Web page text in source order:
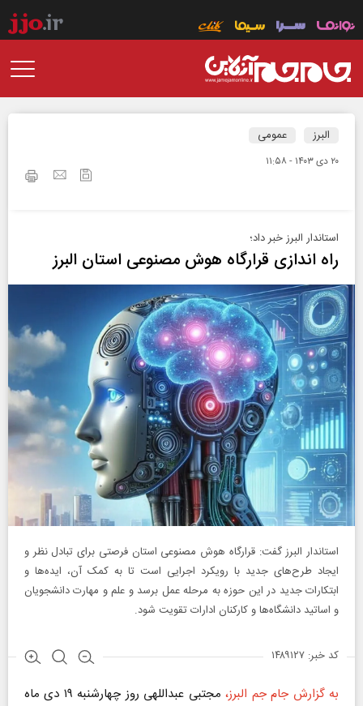
البرز عمومی
۲۰ دی ۱۴۰۳ - ۱۱:۵۸
استاندار البرز خبر داد؛
راه اندازی قرارگاه هوش مصنوعی استان البرز
استاندار البرز گفت: قرارگاه هوش مصنوعی استان فرصتی برای تبادل نظر و
ایجاد طرح‌های جدید با رویکرد اجرایی است تا به کمک آن، ایده‌ها و
ابتکارات جدید در این حوزه به مرحله عمل برسد و علم و مهارت دانشجویان
و اساتید دانشگاه‌ها و کارکنان ادارات تقویت شود.
کد خبر: ۱۴۸۹۱۲۷
به گزارش جام جم البرز،
مجتبی عبداللهی روز چهارشنبه ۱۹ دی ماه